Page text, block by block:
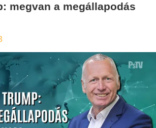
megvan a megállapodás